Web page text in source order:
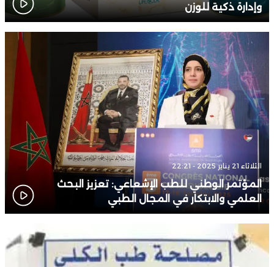
وإدارة ذكية للوزن
الثلاثاء 21 يناير 2025 - 22:21
المؤتمر الوطني للطب الإشعاعي: تعزيز البحث
العلمي والابتكار في المجال الطبي